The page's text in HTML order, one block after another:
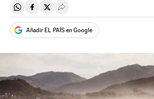
Compartir en Whatsapp
Compartir en Facebook
Compartir en Twitter
Desplegar Redes Sociales
Añadir EL PAÍS en Google